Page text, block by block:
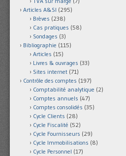
Articles A&SI (295)
Brèves (238)
Cas pratiques (58)
Sondages (3)
Bibliographie (115)
Articles (15)
Livres & ouvrages (33)
Sites internet (71)
Contrôle des comptes (197)
Comptabilité analytique (2)
Comptes annuels (47)
Comptes consolidés (35)
Cycle Clients (28)
Cycle Fiscalité (52)
Cycle Fournisseurs (29)
Cycle Immobilisations (8)
Cycle Personnel (17)